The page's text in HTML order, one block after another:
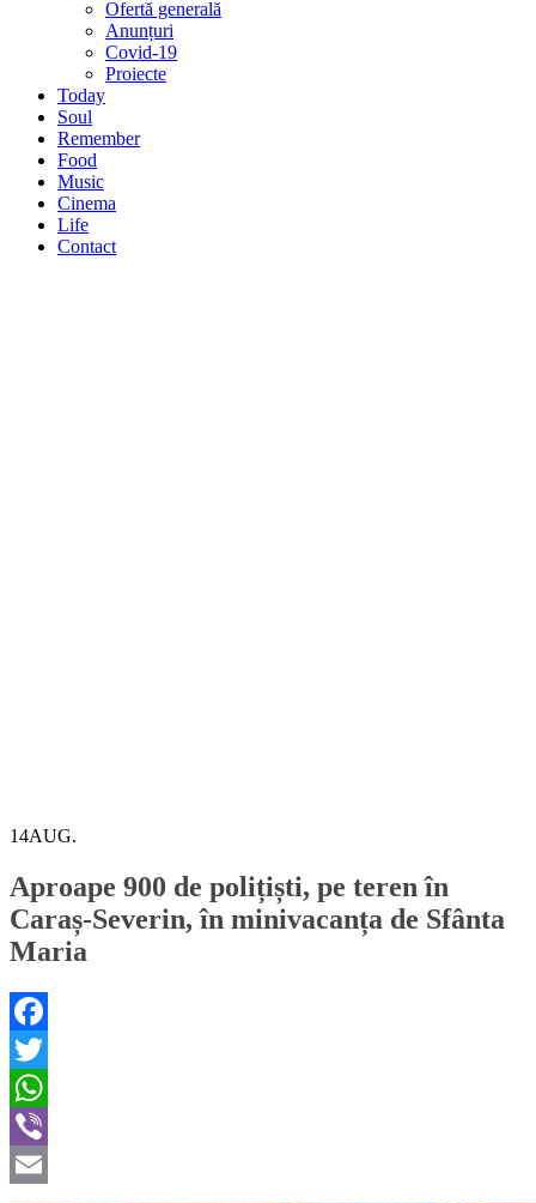
Ofertă generală
Anunțuri
Covid-19
Proiecte
Today
Soul
Remember
Food
Music
Cinema
Life
Contact
14AUG.
Aproape 900 de polițiști, pe teren în
Caraș-Severin, în minivacanța de Sfânta
Maria
Facebook
Twitter
WhatsApp
Viber